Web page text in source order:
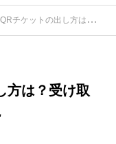
出し方は？受け取りから提示までの手順を解説
方は？受け取